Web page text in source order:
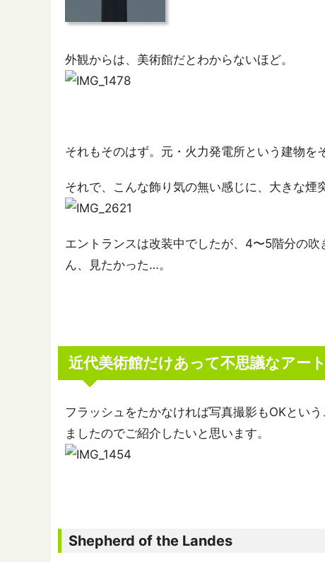
外観からは、美術館だとわからないほど。
それもそのはず。元・火力発電所という建物を
それで、こんな飾り気の無い感じに、大きな煙
エントランスは改装中でしたが、4〜5階分の
ん、見たかった…。
近代美術館だけあって不思議なアー
フラッシュをたかなければ写真撮影もOKとい
ましたのでご紹介したいと思います。
Shepherd of the Landes